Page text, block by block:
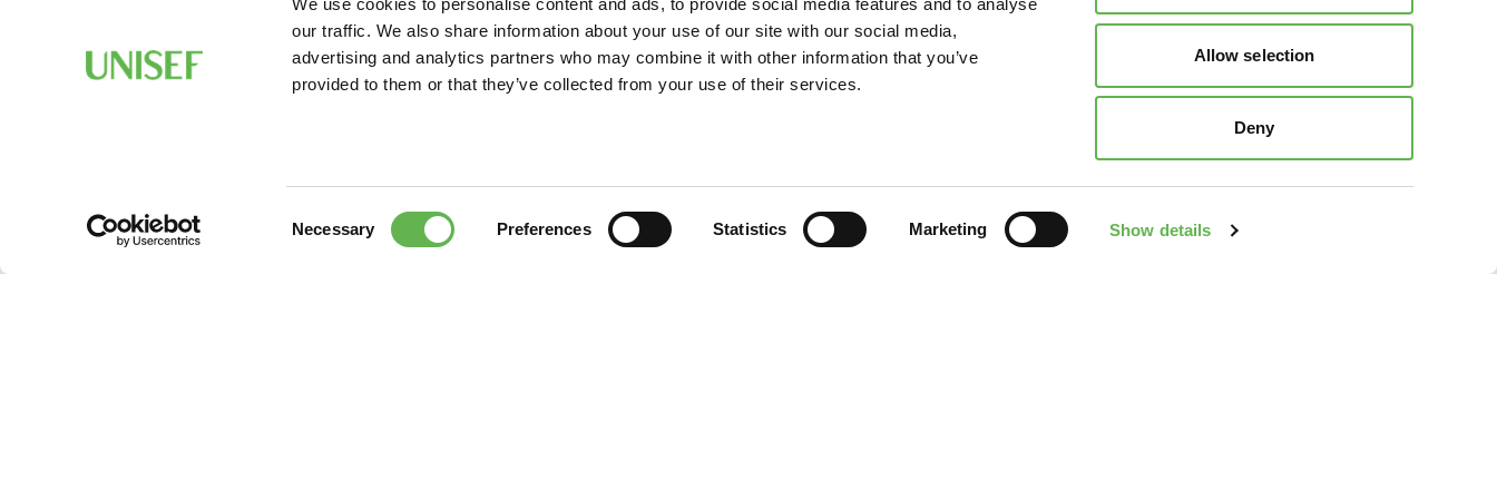
We use cookies to personalise content and ads, to provide social media features and to analyse
our traffic. We also share information about your use of our site with our social media,
advertising and analytics partners who may combine it with other information that you’ve
provided to them or that they’ve collected from your use of their services.
Necessary Preferences Statistics Marketing Show details
Allow selection
Deny